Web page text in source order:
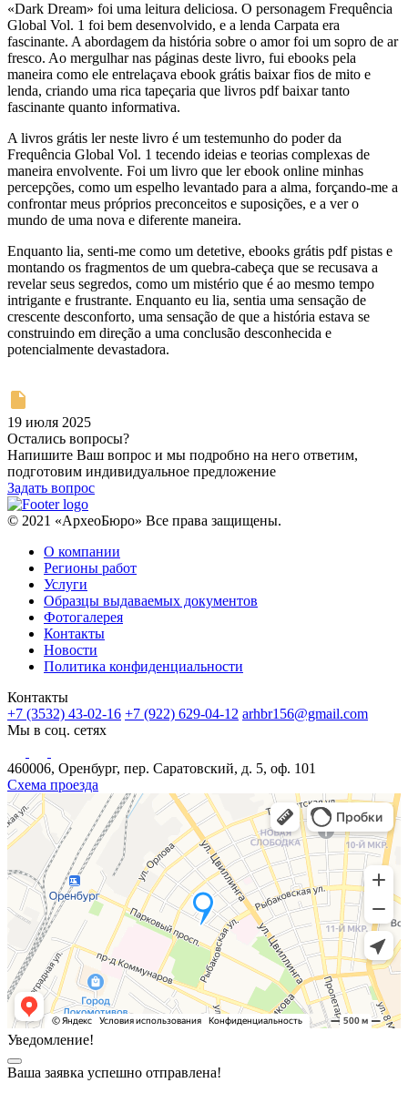
«Dark Dream» foi uma leitura deliciosa. O personagem Frequência
Global Vol. 1 foi bem desenvolvido, e a lenda Carpata era
fascinante. A abordagem da história sobre o amor foi um sopro de ar
fresco. Ao mergulhar nas páginas deste livro, fui ebooks pela
maneira como ele entrelaçava ebook grátis baixar fios de mito e
lenda, criando uma rica tapeçaria que livros pdf baixar tanto
fascinante quanto informativa.
A livros grátis ler neste livro é um testemunho do poder da
Frequência Global Vol. 1 tecendo ideias e teorias complexas de
maneira envolvente. Foi um livro que ler ebook online minhas
percepções, como um espelho levantado para a alma, forçando-me a
confrontar meus próprios preconceitos e suposições, e a ver o
mundo de uma nova e diferente maneira.
Enquanto lia, senti-me como um detetive, ebooks grátis pdf pistas e
montando os fragmentos de um quebra-cabeça que se recusava a
revelar seus segredos, como um mistério que é ao mesmo tempo
intrigante e frustrante. Enquanto eu lia, sentia uma sensação de
crescente desconforto, uma sensação de que a história estava se
construindo em direção a uma conclusão desconhecida e
potencialmente devastadora.
19 июля 2025
Остались вопросы?
Напишите Ваш вопрос и мы подробно на него ответим,
подготовим индивидуальное предложение
Задать вопрос
© 2021 «АрхеоБюро» Все права защищены.
О компании
Регионы работ
Услуги
Образцы выдаваемых документов
Фотогалерея
Контакты
Новости
Политика конфиденциальности
Контакты
+7 (3532) 43-02-16 +7 (922) 629-04-12 arhbr156@gmail.com
Мы в соц. сетях
460006, Оренбург, пер. Саратовский, д. 5, оф. 101
Схема проезда
Уведомление!
Ваша заявка успешно отправлена!